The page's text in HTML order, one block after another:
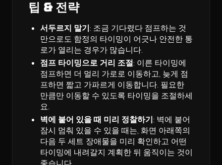
팁 & 전략
서두르지 말기: 조금 기다렸다 점프하는 것
만으로도 함정의 타이밍이 어긋나 안전한 통
로가 열리는 경우가 많습니다.
점프 타이밍으로 거리 조절: 이른 타이밍에
점프하면 더 멀리 가로로 이동하고, 늦게 점
프하면 짧고 가파르게 이동합니다. 필요한
만큼만 이동할 수 있도록 타이밍을 조절하세
요.
벽에 붙어 있을 때 미리 정찰하기: 벽에 붙어
잠시 멈춰 있을 수 있을 때는, 화면 아래쪽의
다음 두 세트 장애물을 미리 확인하고 어떤
타이밍에 내려갈지 계획한 뒤 움직이는 것이